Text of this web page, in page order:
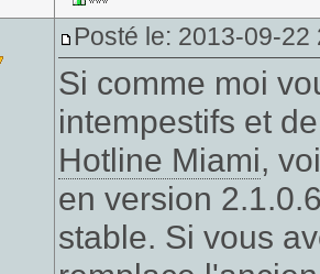
Posté le: 2013-09-22
Si comme moi
intempestifs et
Hotline Miami,
en version
stable. Si vous